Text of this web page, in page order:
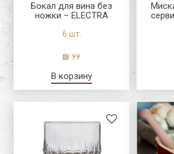
Бокал для вина без
ножки – ELECTRA
6 шт.
99
В корзину